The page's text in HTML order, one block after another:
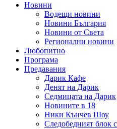
Новини
Водещи новини
Новини България
Новини от Света
Регионални новини
Любопитно
Програма
Предавания
Дарик Кафе
Денят на Дарик
Седмицата на Дарик
Новините в 18
Ники Кънчев Шоу
Следобедният блок